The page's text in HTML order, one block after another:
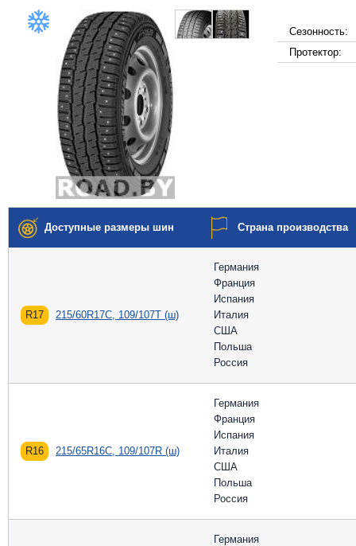
Сезонность:
Протектор:
Доступные размеры шин Страна производства
R17 215/60R17C, 109/107T (ш)
Германия
Франция
Испания
Италия
США
Польша
Россия
R16 215/65R16C, 109/107R (ш)
Германия
Франция
Испания
Италия
США
Польша
Россия
Германия